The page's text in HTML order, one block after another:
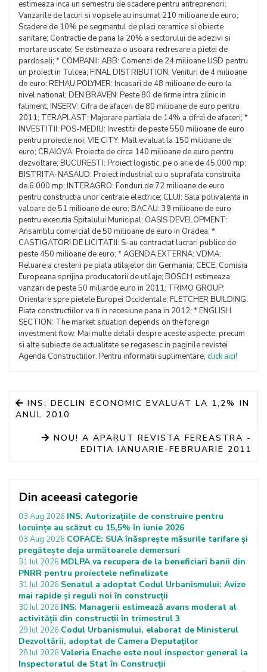
estimeaza inca un semestru de scadere pentru antreprenori;
Vanzarile de lacuri si vopsele au insumat 210 milioane de euro;
Scadere de 10% pe segmentul de placi ceramice si obiecte
sanitare; Contractie de pana la 20% a sectorului de adezivi si
mortare uscate; Se estimeaza o usoara redresare a pietei de
pardoseli; * COMPANII: ABB: Comenzi de 24 milioane USD pentru
un proiect in Tulcea; FINAL DISTRIBUTION: Venituri de 4 milioane
de euro; REHAU POLYMER: Incasari de 48 milioane de euro la
nivel national; DEN BRAVEN: Peste 80 de firme intra zilnic in
faliment; INSERV: Cifra de afaceri de 80 milioane de euro pentru
2011; TERAPLAST: Majorare partiala de 14% a cifrei de afaceri; *
INVESTITII: POS-MEDIU: Investitii de peste 550 milioane de euro
pentru proiecte noi; VIE CITY: Mall evaluat la 150 milioane de
euro; CRAIOVA: Proiecte de circa 140 milioane de euro pentru
dezvoltare; BUCURESTI: Proiect logistic, pe o arie de 45.000 mp;
BISTRITA-NASAUD: Proiect industrial cu o suprafata construita
de 6.000 mp; INTERAGRO: Fonduri de 72 milioane de euro
pentru constructia unor centrale electrice; CLUJ: Sala polivalenta in
valoare de 51 milioane de euro; BACAU: 39 milioane de euro
pentru executia Spitalului Municipal; OASIS DEVELOPMENT:
Ansamblu comercial de 50 milioane de euro in Oradea; *
CASTIGATORI DE LICITATII: S-au contractat lucrari publice de
peste 450 milioane de euro; * AGENDA EXTERNA: VDMA:
Reluare a cresterii pe piata utilajelor din Germania; CECE: Comisia
Europeana sprijina producatorii de utilaje; BOSCH estimeaza
vanzari de peste 50 miliarde euro in 2011; TRIMO GROUP:
Orientare spre pietele Europei Occidentale; FLETCHER BUILDING:
Piata constructiilor va fi in recesiune pana in 2012; * ENGLISH
SECTION: The market situation depends on the foreign
investment flow. Mai multe detalii despre aceste aspecte, precum
si alte subiecte de actualitate se regasesc in paginile revistei
Agenda Constructiilor. Pentru informatii suplimentare, click aici!
INS: DECLIN ECONOMIC EVALUAT LA 1,2% IN
ANUL 2010
NOU! A APARUT REVISTA FEREASTRA -
EDITIA IANUARIE-FEBRUARIE 2011
Din aceeasi categorie
03 Aug 2026 INS: Autorizațiile de construire pentru
locuințe au scăzut cu 15,5% în iunie 2026
03 Aug 2026 COFACE: SUA înăsprește măsurile tarifare și
pregătește deja următoarele demersuri
31 Iul 2026 MDLPA va recupera de la beneficiari banii din
PNRR pentru proiectele nefinalizate
31 Iul 2026 Senatul a adoptat Codul Urbanismului: Avize
mai rapide și reguli noi în construcții
30 Iul 2026 INS: Managerii estimează avans moderat al
activității din construcții în trimestrul 3
29 Iul 2026 Codul Urbanismului, elaborat de Ministerul
Dezvoltării, adoptat de Camera Deputaților
28 Iul 2026 Valeria Enache este noul inspector general la
Inspectoratul de Stat în Construcții